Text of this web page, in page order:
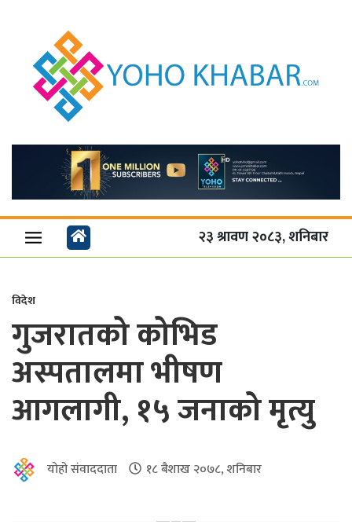
२३ श्रावण २०८३, शनिबार
विदेश
गुजरातको कोभिड
अस्पतालमा भीषण
आगलागी, १५ जनाको मृत्यु
योहो संवाददाता १८ बैशाख २०७८, शनिबार